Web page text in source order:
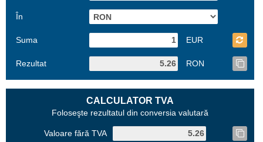
În
Suma EUR
Rezultat RON
CALCULATOR TVA
Foloseşte rezultatul din conversia valutară
Valoare fără TVA